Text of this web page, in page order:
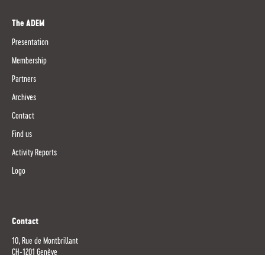
The ADEM
Presentation
Membership
Partners
Archives
Contact
Find us
Activity Reports
Logo
Contact
10, Rue de Montbrillant
CH-1201 Genève